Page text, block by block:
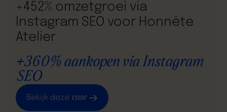
+452% omzetgroei via
Instagram SEO voor Honnête
Atelier
+360% aankopen via Instagram
SEO
Bekijk deze case